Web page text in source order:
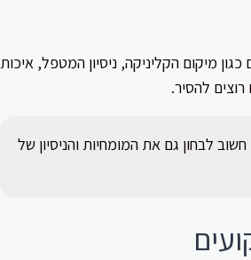
מיקום הקליניקה, ניסיון המטפל, איכות
להסיר.
לבחון גם את המומחיות והניסיון של